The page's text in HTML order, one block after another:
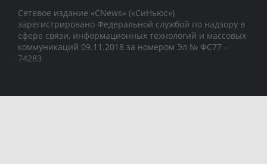
Сетевое издание «CNews» («СиНьюс»)
зарегистрировано Федеральной службой по надзору в
сфере связи, информационных технологий и массовых
коммуникаций 09.11.2018 за номером Эл № ФС77 –
74283